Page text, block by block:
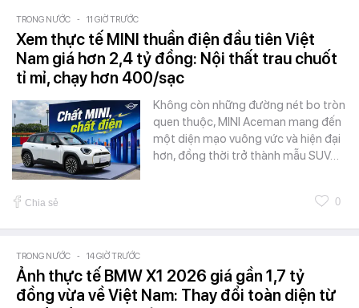
TRONG NƯỚC - 11 GIỜ TRƯỚC
Xem thực tế MINI thuần điện đầu tiên Việt
Nam giá hơn 2,4 tỷ đồng: Nội thất trau chuốt
tỉ mỉ, chạy hơn 400/sạc
Không còn những đường nét bo tròn
quen thuộc, MINI Aceman mang đến
một diện mạo vuông vức và hiện đại
hơn, đồng thời trở thành mẫu SUV…
Chia sẻ 0
TRONG NƯỚC - 14 GIỜ TRƯỚC
Ảnh thực tế BMW X1 2026 giá gần 1,7 tỷ
đồng vừa về Việt Nam: Thay đổi toàn diện từ